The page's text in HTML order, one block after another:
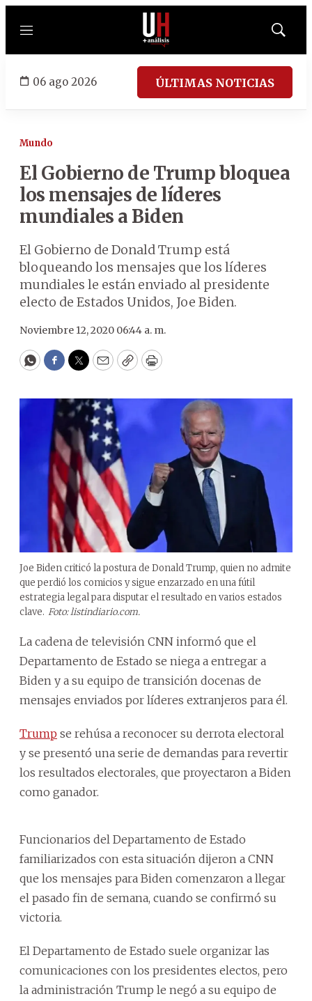
Menú
Mostrar
06 ago 2026 ÚLTIMAS NOTICIAS
Mundo
El Gobierno de Trump bloquea
los mensajes de líderes
mundiales a Biden
El Gobierno de Donald Trump está
bloqueando los mensajes que los líderes
mundiales le están enviado al presidente
electo de Estados Unidos, Joe Biden.
Noviembre 12, 2020 06:44 a. m.
WhatsApp
Facebook
Twitter
EmailCopyPrint
Joe Biden criticó la postura de Donald Trump, quien no admite
que perdió los comicios y sigue enzarzado en una fútil
estrategia legal para disputar el resultado en varios estados
clave. Foto: listindiario.com.
La cadena de televisión CNN informó que el
Departamento de Estado se niega a entregar a
Biden y a su equipo de transición docenas de
mensajes enviados por líderes extranjeros para él.
Trump se rehúsa a reconocer su derrota electoral
y se presentó una serie de demandas para revertir
los resultados electorales, que proyectaron a Biden
como ganador.
Funcionarios del Departamento de Estado
familiarizados con esta situación dijeron a CNN
que los mensajes para Biden comenzaron a llegar
el pasado fin de semana, cuando se confirmó su
victoria.
El Departamento de Estado suele organizar las
comunicaciones con los presidentes electos, pero
la administración Trump le negó a su equipo de